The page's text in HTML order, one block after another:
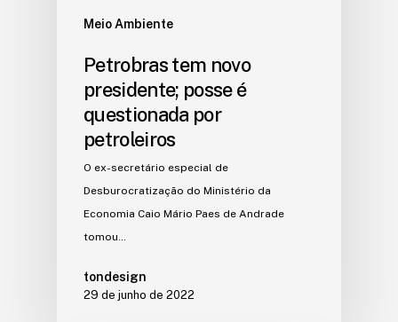
Meio Ambiente
Petrobras tem novo
presidente; posse é
questionada por
petroleiros
O ex-secretário especial de
Desburocratização do Ministério da
Economia Caio Mário Paes de Andrade
tomou…
tondesign
29 de junho de 2022